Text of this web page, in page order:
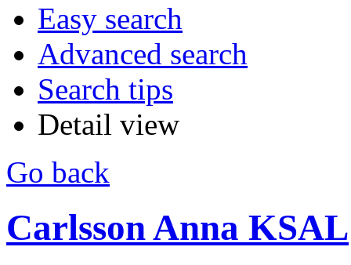
Easy search
Advanced search
Search tips
Detail view
Go back
Carlsson Anna KSAL